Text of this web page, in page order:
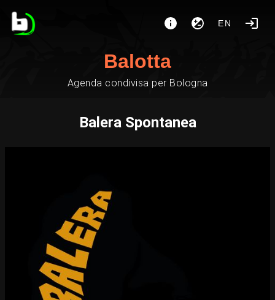
EN
Balotta
Agenda condivisa per Bologna
Balera Spontanea